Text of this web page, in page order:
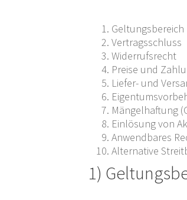
Geltungsbereich
Vertragsschluss
Widerrufsrecht
Preise und
Liefer- und
Mängelhaftung
Einlösung von
Anwendbares
Alternative
1)